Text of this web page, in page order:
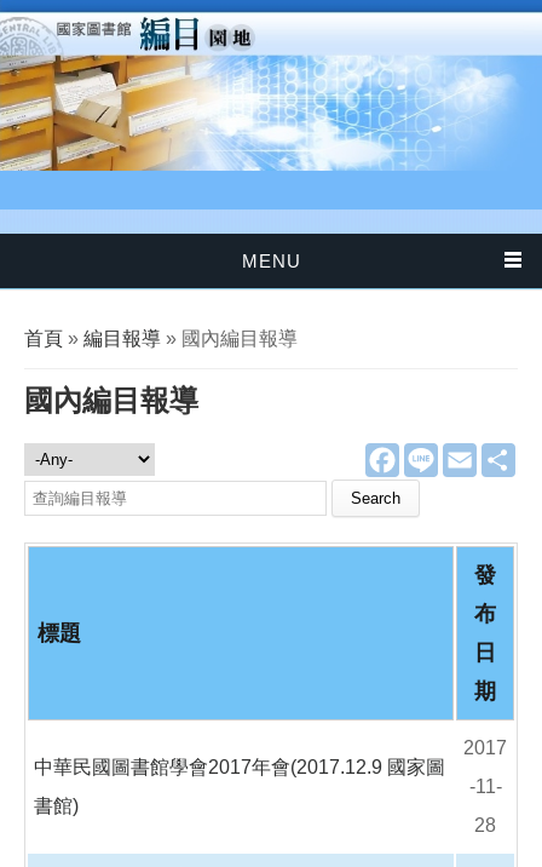
移至主內容
MENU
您在這裡
首頁 » 編目報導 » 國內編目報導
國內編目報導
F
a
e
o
L
E
m
編目報導
標題
發
布
日
期
中華民國圖書館學會2017年會(2017.12.9 國家圖
書館)
2017
-11-
28